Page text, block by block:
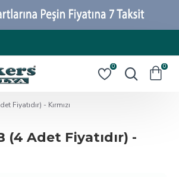
0 0
Fiyatıdır) - Kırmızı
(4 Adet Fiyatıdır) -